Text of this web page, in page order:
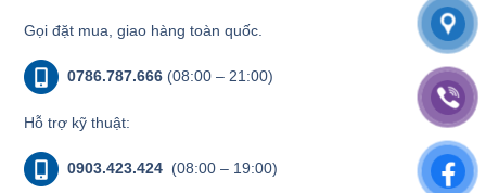
Gọi đặt mua, giao hàng toàn quốc.
0786.787.666 (08:00 – 21:00)
Hỗ trợ kỹ thuật:
0903.423.424 (08:00 – 19:00)